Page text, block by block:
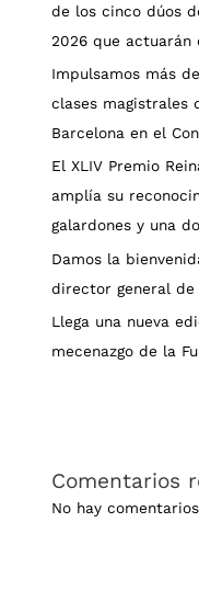
de los cinco dúos
2026 que actuarán
Impulsamos más
clases magistrales
Barcelona en el
El XLIV Premio
amplía su
galardones y una
Damos la
director general de
Llega una nueva
mecenazgo de la
Comentarios
No hay